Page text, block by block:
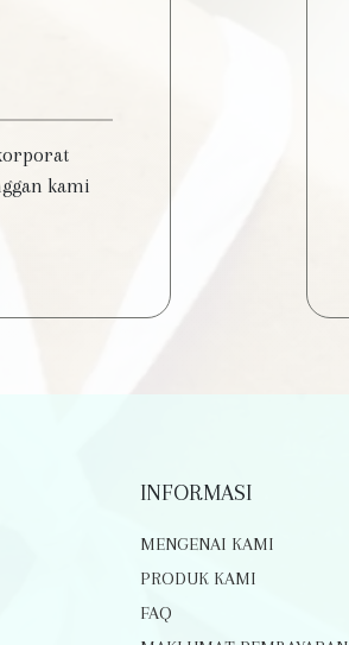
kami
INFORMASI
MENGENAI KAMI
PRODUK KAMI
FAQ